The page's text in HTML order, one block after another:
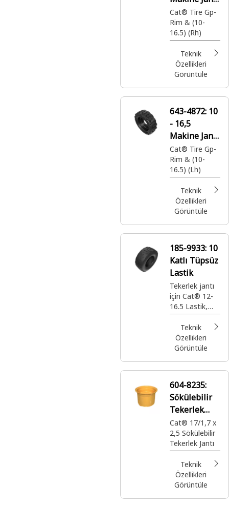
ve Lastiği
Cat® Tire Gp-
Rim & (10-
16.5) (Rh)
Teknik
Özellikleri
Görüntüle
643-4872: 10
- 16,5
Makine Jantı
ve Lastiği
Cat® Tire Gp-
Rim & (10-
16.5) (Lh)
Teknik
Özellikleri
Görüntüle
185-9933: 10
Katlı Tüpsüz
Lastik
Tekerlek jantı
için Cat® 12-
16.5 Lastik,
tekerlek jantı
için çekiş ve
destek sağlar
Teknik
Özellikleri
Görüntüle
604-8235:
Sökülebilir
Tekerlek
Jantı
Cat® 17/1,7 x
2,5 Sökülebilir
Tekerlek Jantı
Teknik
Özellikleri
Görüntüle